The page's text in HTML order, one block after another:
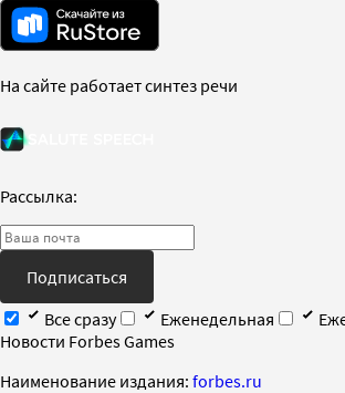
На сайте работает синтез речи
Рассылка:
Подписаться
Все сразу
Еженедельная
Новости Forbes Games
Наименование издания: forbes.ru